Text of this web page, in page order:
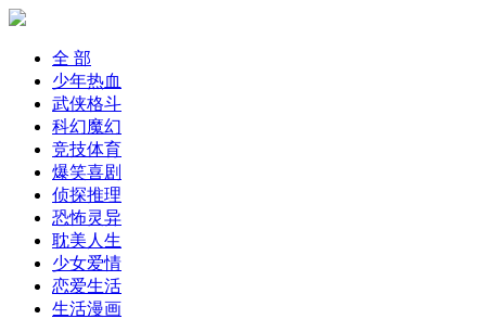
全 部
少年热血
武侠格斗
科幻魔幻
竞技体育
爆笑喜剧
侦探推理
恐怖灵异
耽美人生
少女爱情
恋爱生活
生活漫画